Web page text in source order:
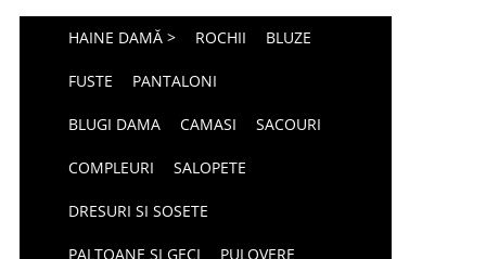
HAINE DAMĂ > ROCHII BLUZE
FUSTE PANTALONI
BLUGI DAMA CAMASI SACOURI
COMPLEURI SALOPETE
DRESURI SI SOSETE
PALTOANE SI GECI PULOVERE